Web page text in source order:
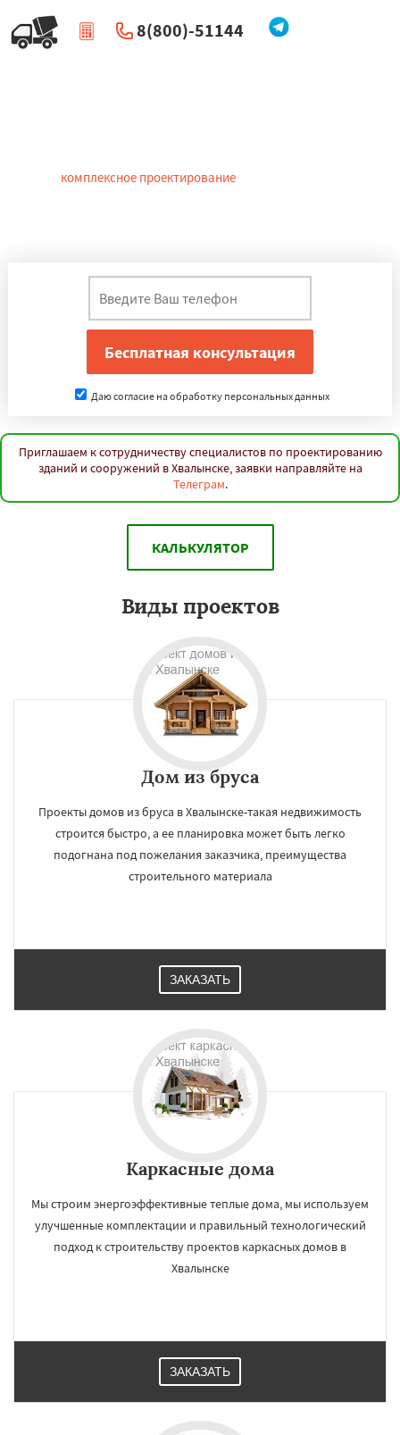
8(800)-51144
комплексное проектированиев Хвалынске – это первый
Даю согласие на обработку персональных данных
Приглашаем к сотрудничеству специалистов по проектированию
зданий и сооружений в Хвалынске, заявки направляйте на
Телеграм.
КАЛЬКУЛЯТОР
Виды проектов
Дом из бруса
Проекты домов из бруса в Хвалынске-такая недвижимость
строится быстро, а ее планировка может быть легко
подогнана под пожелания заказчика, преимущества
строительного материала
ЗАКАЗАТЬ
Каркасные дома
Мы строим энергоэффективные теплые дома, мы используем
улучшенные комплектации и правильный технологический
подход к строительству проектов каркасных домов в
Хвалынске
ЗАКАЗАТЬ